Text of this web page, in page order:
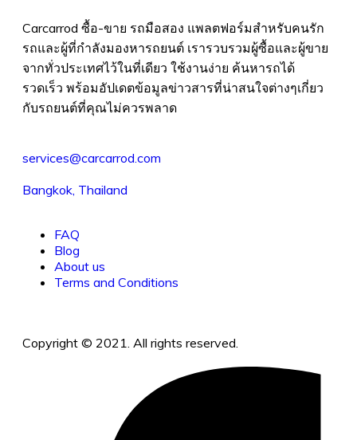
Carcarrod ซื้อ-ขาย รถมือสอง แพลตฟอร์มสำหรับคนรัก
รถและผู้ที่กำลังมองหารถยนต์ เรารวบรวมผู้ซื้อและผู้ขาย
จากทั่วประเทศไว้ในที่เดียว ใช้งานง่าย ค้นหารถได้
รวดเร็ว พร้อมอัปเดตข้อมูลข่าวสารที่น่าสนใจต่างๆเกี่ยว
กับรถยนต์ที่คุณไม่ควรพลาด
services@carcarrod.com
Bangkok, Thailand
FAQ
Blog
About us
Terms and Conditions
Copyright © 2021. All rights reserved.